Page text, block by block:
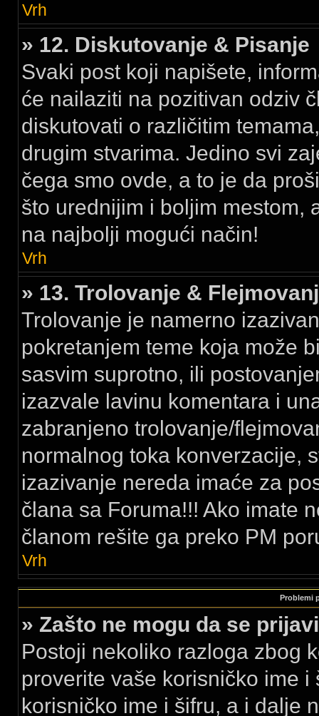
Vrh
» 12. Diskutovanje & Pisanje
Svaki post koji napišete,
će nailaziti na pozitivan odziv
diskutovati o različitim
drugim stvarima. Jedino svi
čega smo ovde, a to je da
što urednijim i boljim mestom,
na najbolji mogući način!
Vrh
» 13. Trolovanje &
Trolovanje je namerno
pokretanjem teme koja može
sasvim suprotno, ili
izazvale lavinu komentara i
zabranjeno trolovanje/
normalnog toka konverzacije,
izazivanje nereda imaće za
člana sa Foruma!!! Ako imate
članom rešite ga preko PM
Vrh
Problemi
» Zašto ne mogu da se
Postoji nekoliko razloga zbog
proverite vaše korisničko ime
korisničko ime i šifru, a i dalje